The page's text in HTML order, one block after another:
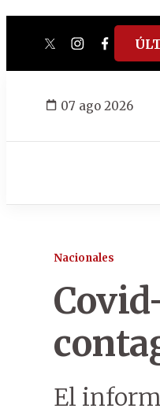
twitterinstagram
07 ago 2026
Nacionales
El